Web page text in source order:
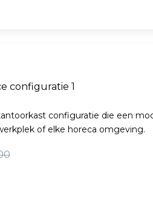
configuratie 1
configuratie die een
of elke horeca omgeving.